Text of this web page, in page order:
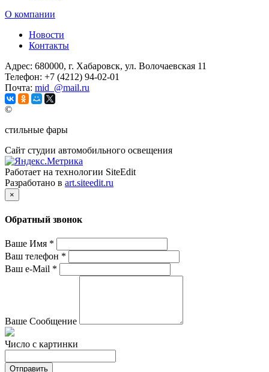
О компании
Новости
Контакты
Адрес: 680000, г. Хабаровск, ул. Волочаевская 11
Телефон: +7 (4212) 94-02-01
Почта: mid_@mail.ru
©
стильные фары
Сайт студии автомобильного освещения
Работает на технологии SiteEdit
Разработано в art.siteedit.ru
×
Обратный звонок
Ваше Имя *
Ваш телефон *
Ваш e-Mail *
Ваше Сообщение
Число с картинки